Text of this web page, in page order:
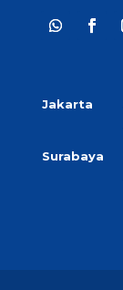
Jakarta
Surabaya